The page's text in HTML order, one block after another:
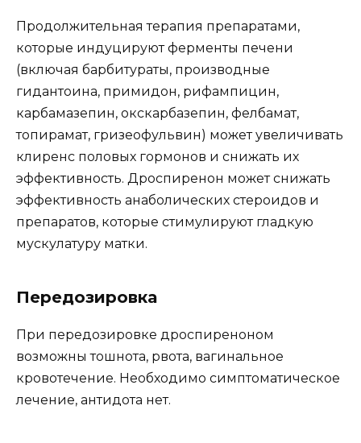
Продолжительная терапия препаратами,
которые индуцируют ферменты печени
(включая барбитураты, производные
гидантоина, примидон, рифампицин,
карбамазепин, окскарбазепин, фелбамат,
топирамат, гризеофульвин) может увеличивать
клиренс половых гормонов и снижать их
эффективность. Дроспиренон может снижать
эффективность анаболических стероидов и
препаратов, которые стимулируют гладкую
мускулатуру матки.
Передозировка
При передозировке дроспиреноном
возможны тошнота, рвота, вагинальное
кровотечение. Необходимо симптоматическое
лечение, антидота нет.